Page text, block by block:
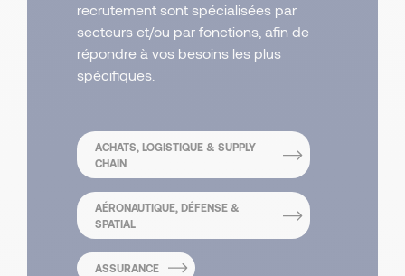
recrutement sont spécialisées par
secteurs et/ou par fonctions, afin de
répondre à vos besoins les plus
spécifiques.
ACHATS, LOGISTIQUE & SUPPLY
CHAIN
AÉRONAUTIQUE, DÉFENSE &
SPATIAL
ASSURANCE